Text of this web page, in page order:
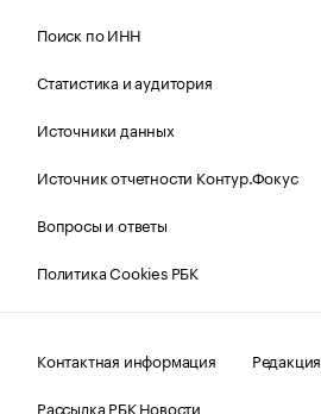
Поиск по ИНН
Статистика и аудитория
Источники данных
Источник отчетности Контур.Фокус
Вопросы и ответы
Политика Cookies РБК
Контактная информация
Редакция
Рассылка РБК Новости